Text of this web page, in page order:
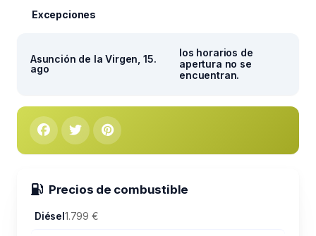
Excepciones
Asunción de la Virgen, 15.
ago
los horarios de
apertura no se
encuentran.
Precios de combustible
Diésel1.799 €